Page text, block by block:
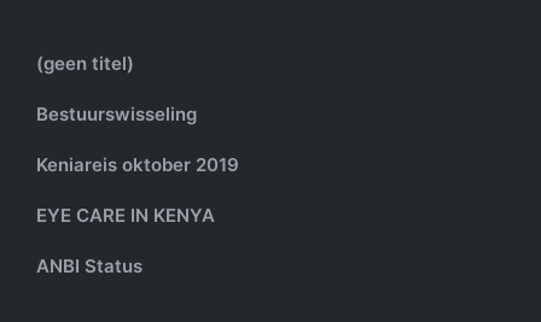
(geen titel)
Bestuurswisseling
Keniareis oktober 2019
EYE CARE IN KENYA
ANBI Status